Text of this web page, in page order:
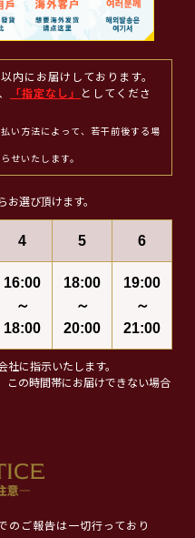
内にお届けしております。
「指定なし」
としてくださ
い方法によって、若干前後する場
せいたします。
選び頂けます。
4 5 6
16:00
～
18:00
18:00
～
20:00
19:00
～
21:00
社に指示いたします。
この時間帯にお届けできない場合
のご報告は一切行っており